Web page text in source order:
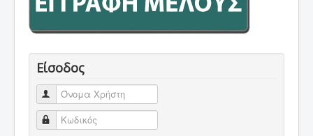
Είσοδος
Όνομα Χρήστη
Κωδικός